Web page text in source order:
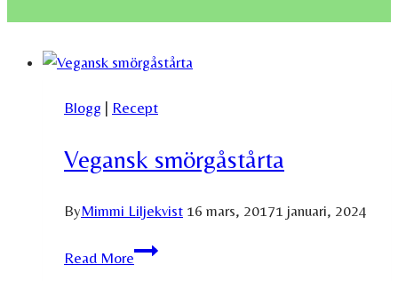
Blogg Recept
Vegansk smörgåstårta
ByMimmi Liljekvist 16 mars, 20171 januari, 2024
Read MoreVegansk